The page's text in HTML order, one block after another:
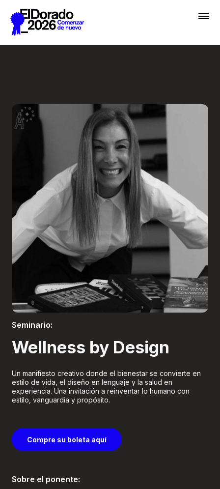
Saltar al contenido principal
Academias
Inscribir
Boletería
Seminario:
Wellness by Design
Un manifiesto creativo donde el bienestar se convierte en
estilo de vida, el diseño en lenguaje y la salud en
experiencia. Una invitación a reinventar lo humano con
estilo, vanguardia y propósito.
Compre su boleta aquí
Sobre el ponente: